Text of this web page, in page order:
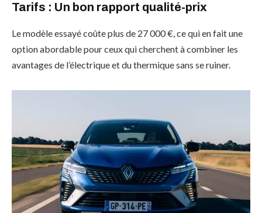
Tarifs : Un bon rapport qualité-prix
Le modèle essayé coûte plus de 27 000 €, ce qui en fait une
option abordable pour ceux qui cherchent à combiner les
avantages de l’électrique et du thermique sans se ruiner.